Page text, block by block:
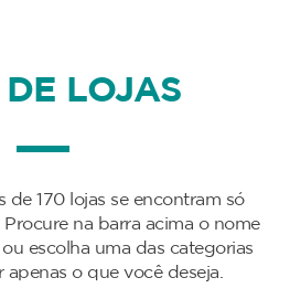
LOJAS
de 170 lojas se encontram só
na barra acima o nome
escolha uma das categorias
o que você deseja.